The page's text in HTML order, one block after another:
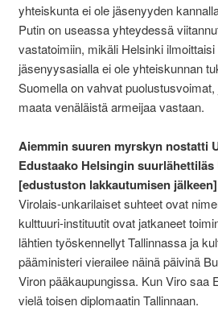
yhteiskunta ei ole jäsenyyden
Putin on useassa yhteydessä
vastatoimiin, mikäli Helsinki
jäsenyysasialla ei ole yhteiskunnan
Suomella on vahvat
maata venäläistä armeijaa vastaan.
Aiemmin suuren myrskyn nostatti
Edustaako Helsingin
[edustuston lakkautumisen
Virolais-unkarilaiset suhteet ovat
kulttuuri-instituutit ovat jatkaneet
lähtien työskennellyt Tallinnassa ja
pääministeri vierailee näinä päivinä
Viron pääkaupungissa. Kun Viro saa
vielä toisen diplomaatin Tallinnaan.